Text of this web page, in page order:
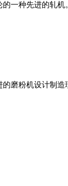
一种先进的轧
磨粉机设计制